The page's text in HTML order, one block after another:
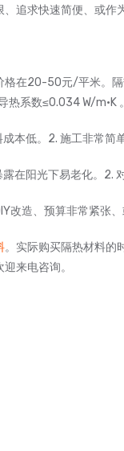
追求快速简便、或作
格在20-50元/平米。
热系数≤0.034 W/m·K
本低。2. 施工非常
在阳光下易老化。2.
改造、预算非常紧张
。实际购买隔热材料的
来电咨询。